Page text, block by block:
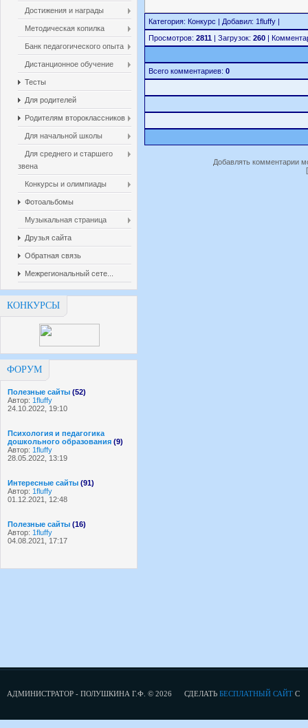
Достижения и награды
Методическая копилка
Банк педагогического опыта
Дистанционное обучение
Тесты
Для родителей
Родителям второклассников
Для начальной школы
Для среднего и старшего
звена
Конкурсы и олимпиады
Фотоальбомы
Музыкальная страница
Друзья сайта
Обратная связь
Межрегиональный сете...
КОНКУРСЫ
ФОРУМ
Полезные сайты (52)
Автор: 1fluffy
24.10.2022, 19:10
Психология и педагогика
дошкольного образования (9)
Автор: 1fluffy
28.05.2022, 13:19
Интересные сайты (91)
Автор: 1fluffy
01.12.2021, 12:48
Полезные сайты (16)
Автор: 1fluffy
04.08.2021, 17:17
Категория: Конкурс | Добавил: 1fluffy |
Просмотров: 2811 | Загрузок: 260 |
Всего комментариев: 0
Добавлять комментарии
АДМИНИСТРАТОР - ПОЛУШКИНА Г.Ф. © 2026 СДЕЛАТЬ БЕСПЛАТНЫЙ САЙТ С